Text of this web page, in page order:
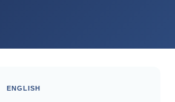
ENGLISH